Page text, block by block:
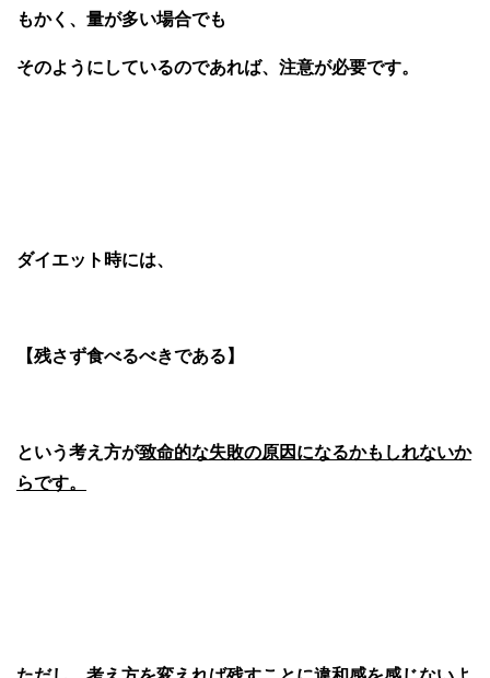
もかく、量が多い場合でも
そのようにしているのであれば、 注意が必要です。
ダイエット時には、
【残さず食べるべきである】
という考え方が致命的な失敗の原因になるかもしれないか
らです。